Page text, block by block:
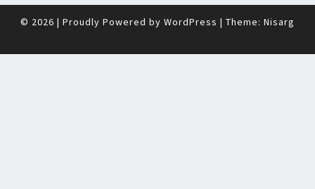
© 2026 | Proudly Powered by WordPress | Theme: Nisarg